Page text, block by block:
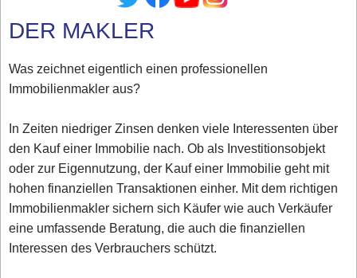
DER MAKLER
Was zeichnet eigentlich einen professionellen
Immobilienmakler aus?
In Zeiten niedriger Zinsen denken viele Interessenten über
den Kauf einer Immobilie nach. Ob als Investitionsobjekt
oder zur Eigennutzung, der Kauf einer Immobilie geht mit
hohen finanziellen Transaktionen einher. Mit dem richtigen
Immobilienmakler sichern sich Käufer wie auch Verkäufer
eine umfassende Beratung, die auch die finanziellen
Interessen des Verbrauchers schützt.